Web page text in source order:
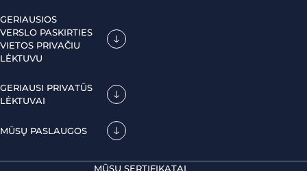
GERIAUSIOS
VERSLO PASKIRTIES
VIETOS PRIVAČIU
LĖKTUVU
GERIAUSI PRIVATŪS
LĖKTUVAI
MŪSŲ PASLAUGOS
MŪSŲ SERTIFIKATAI